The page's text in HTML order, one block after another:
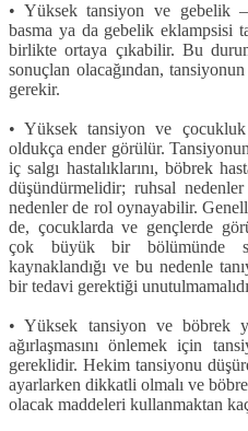
• Yüksek tansiyon ve gebelik
basma ya da gebelik eklampsisi
birlikte ortaya çıkabilir. Bu
sonuçlan olacağından,
gere­kir.
• Yüksek tansiyon ve
oldukça en­der görülür.
iç salgı hastalıkları­nı, böbrek
düşündürmelidir; ruhsal
nedenler de rol oynayabilir.
de, ço­cuklarda ve gençlerde
çok büyük bir bö­lümünde
kaynaklandığı ve bu nedenle
bir tedavi gerektiği
• Yüksek tansiyon ve böbrek
ağırlaş­masını önlemek için
gereklidir. Hekim tansiyonu
ayarlarken dikkatli olmalı ve
olacak maddeleri kullanmaktan